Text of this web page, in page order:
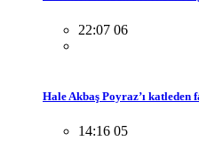
22:07 06
Hale Akbaş Poyraz’ı katleden
14:16 05